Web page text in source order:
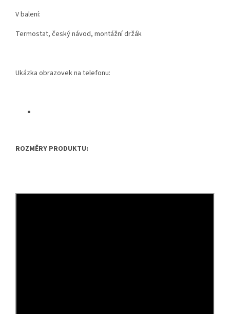
V balení:
Termostat, český návod, montážní držák
Ukázka obrazovek na telefonu:
ROZMĚRY PRODUKTU: